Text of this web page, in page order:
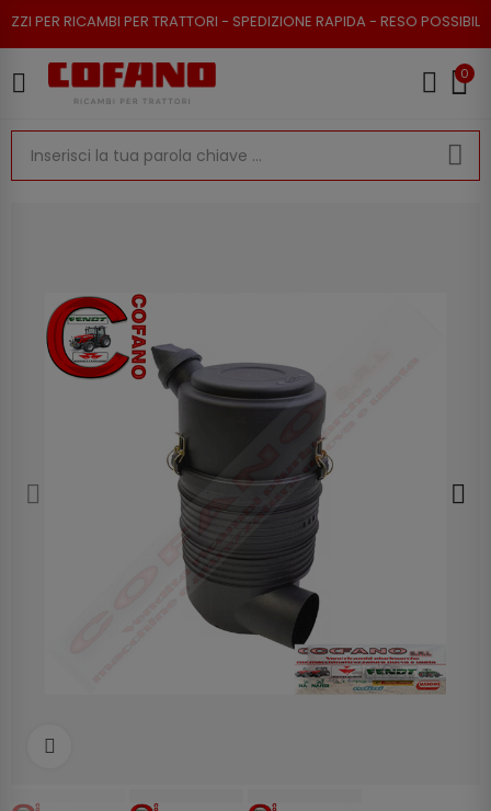
RICAMBI PER TRATTORI - SPEDIZIONE RAPIDA - RESO POSSIBILE
0